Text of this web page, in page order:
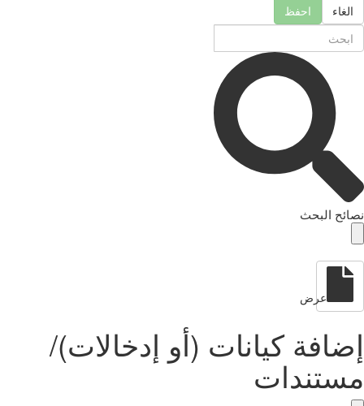
الغاء احفظ
نصائح البحث
عرض
إضافة كيانات (أو إدخالات)/
مستندات